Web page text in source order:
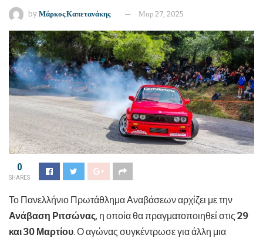
by Μάρκος Καπετανάκης Μαρ 27, 2025
0
SHARES
Το Πανελλήνιο Πρωτάθλημα Αναβάσεων αρχίζει με την
Ανάβαση Ριτσώνας, η οποία θα πραγματοποιηθεί στις 29
και 30 Μαρτίου. Ο αγώνας συγκέντρωσε για άλλη μια